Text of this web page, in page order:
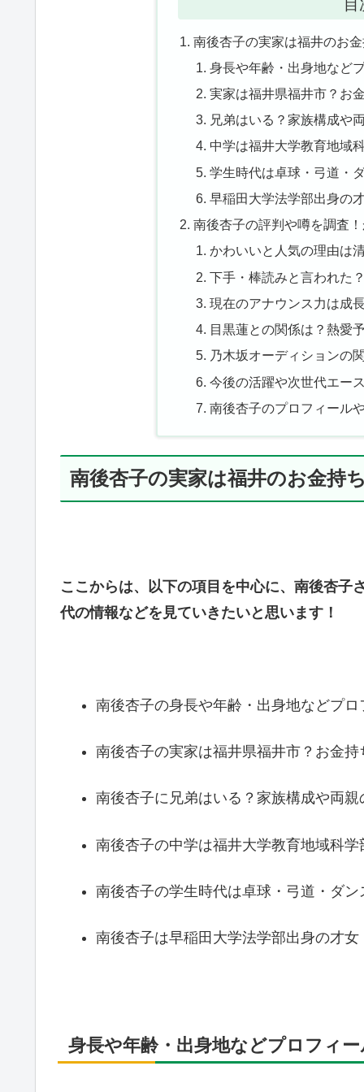
目
南後杏子の実家は福井のお
身長や年齢・出身地など
実家は福井県福井市？お
兄弟はいる？家族構成や
中学は福井大学教育地域
学生時代は卓球・弓道・
早稲田大学法学部出身の
南後杏子の評判や噂を調査
かわいいと人気の理由は
下手・棒読みと言われた
現在のアナウンス力は成
目黒蓮との関係は？熱愛
乃木坂オーディションの
今後の活躍や次世代エー
南後杏子のプロフィール
南後杏子の実家は福井のお金持
ここからは、以下の項目を中心に、南後杏子
代の情報などを見ていきたいと思います！
南後杏子の身長や年齢・出身地などプロ
南後杏子の実家は福井県福井市？お金持
南後杏子に兄弟はいる？家族構成や両親
南後杏子の中学は福井大学教育地域科学
南後杏子の学生時代は卓球・弓道・ダ
南後杏子は早稲田大学法学部出身の才女
身長や年齢・出身地などプロフィ